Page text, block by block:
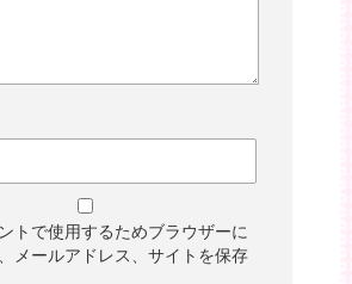
トで使用するためブラウザーに
メールアドレス、サイトを保存